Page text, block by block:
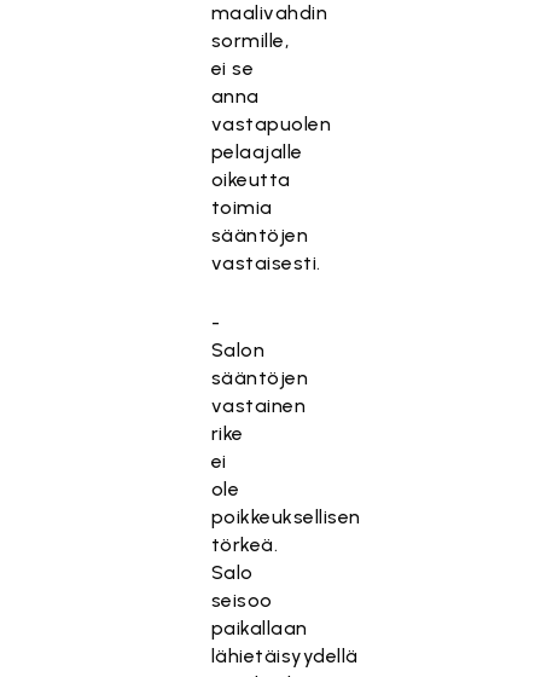
maalivahdin
sormille,
ei se
anna
vastapuolen
pelaajalle
oikeutta
toimia
sääntöjen
vastaisesti.
-
Salon
sääntöjen
vastainen
rike
ei
ole
poikkeuksellisen
törkeä.
Salo
seisoo
paikallaan
lähietäisyydellä